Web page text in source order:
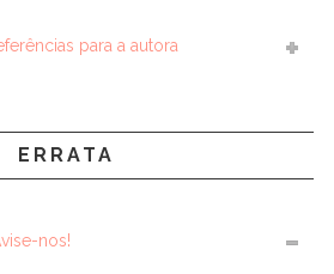
para a autora
ERRATA
nos!